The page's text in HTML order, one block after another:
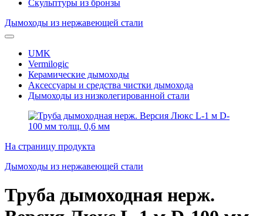
Скульптуры из бронзы
Дымоходы из нержавеющей стали
UMK
Vermilogic
Керамические дымоходы
Аксессуары и средства чистки дымохода
Дымоходы из низколегированной стали
На страницу продукта
Дымоходы из нержавеющей стали
Труба дымоходная нерж.